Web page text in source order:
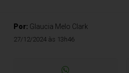
Por: Glaucia Melo Clark
27/12/2024 às 13h46